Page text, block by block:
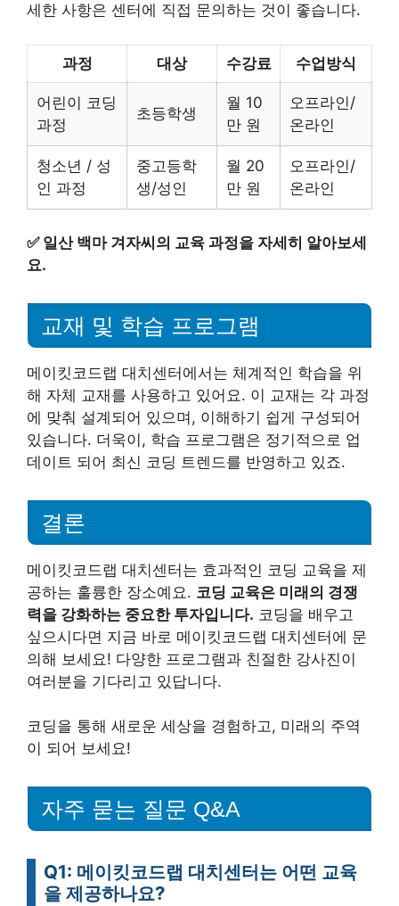
세한 사항은 센터에 직접 문의하는 것이 좋습니다.
과정 대상 수강료 수업방식
어린이 코딩
과정
초등학생
월 10
만 원
오프라인/
온라인
청소년 / 성
인 과정
중고등학
생/성인
월 20
만 원
오프라인/
온라인
✅ 일산 백마 겨자씨의 교육 과정을 자세히 알아보세
요.
교재 및 학습 프로그램
메이킷코드랩 대치센터에서는 체계적인 학습을 위
해 자체 교재를 사용하고 있어요. 이 교재는 각 과정
에 맞춰 설계되어 있으며, 이해하기 쉽게 구성되어
있습니다. 더욱이, 학습 프로그램은 정기적으로 업
데이트 되어 최신 코딩 트렌드를 반영하고 있죠.
결론
메이킷코드랩 대치센터는 효과적인 코딩 교육을 제
공하는 훌륭한 장소예요. 코딩 교육은 미래의 경쟁
력을 강화하는 중요한 투자입니다. 코딩을 배우고
싶으시다면 지금 바로 메이킷코드랩 대치센터에 문
의해 보세요! 다양한 프로그램과 친절한 강사진이
여러분을 기다리고 있답니다.
코딩을 통해 새로운 세상을 경험하고, 미래의 주역
이 되어 보세요!
자주 묻는 질문 Q&A
Q1: 메이킷코드랩 대치센터는 어떤 교육
을 제공하나요?